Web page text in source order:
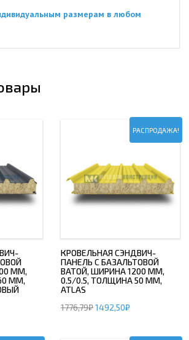
размерам в любом
ММ,
ММ,
РАСПРОДАЖА!
КРОВЕЛЬНАЯ СЭНДВИЧ-
ПАНЕЛЬ С БАЗАЛЬТОВОЙ
ВАТОЙ, ШИРИНА 1200 ММ,
0.5/0.5, ТОЛЩИНА 50 ММ,
ATLAS
1776,79₽1492,50₽